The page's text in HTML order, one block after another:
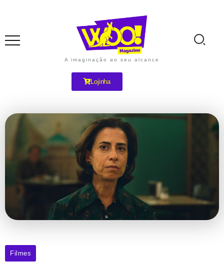
A imaginação ao seu alcance
Lojinha
Filmes